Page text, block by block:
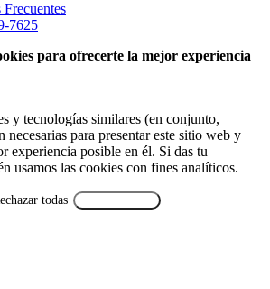
Frecuentes
7625
para ofrecerte la mejor experiencia
y tecnologías similares (en conjunto,
necesarias para presentar este sitio web y
experiencia posible en él. Si das tu
usamos las cookies con fines analíticos.
todas